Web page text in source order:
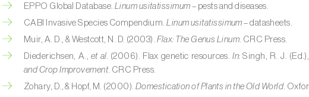
EPPO Global Database. Linum usitatissimum – pests and diseases.
CABI Invasive Species Compendium.Linum usitatissimum – datasheets.
Muir, A. D., & Westcott, N. D. (2003). Flax: The Genus Linum. CRC Press.
Diederichsen, A., et al. (2006). Flax genetic resources.In: Singh, R. J.
and Crop Improvement. CRC Press.
Zohary, D., & Hopf, M. (2000). Domestication of Plants in the Old World.